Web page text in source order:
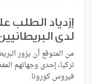
إزدياد الطلب
لدى
من المتوقع أن يزور
تركيا، إحدى وجهاتهم
فيروس كورونا.